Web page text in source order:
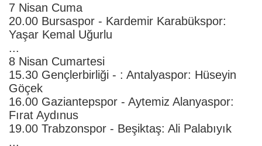
7 Nisan Cuma
20.00 Bursaspor - Kardemir Karabükspor:
Yaşar Kemal Uğurlu
...
8 Nisan Cumartesi
15.30 Gençlerbirliği - : Antalyaspor: Hüseyin
Göçek
16.00 Gaziantepspor - Aytemiz Alanyaspor:
Fırat Aydınus
19.00 Trabzonspor - Beşiktaş: Ali Palabıyık
...